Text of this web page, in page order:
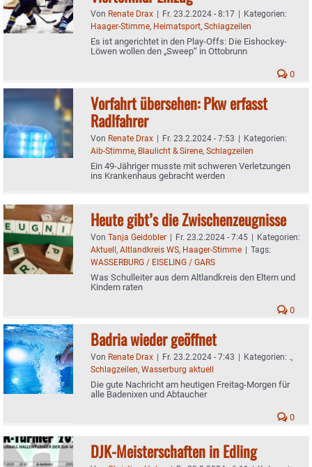
Von Renate Drax | Fr. 23.2.2024 - 8:17 | Kategorien:
Haager-Stimme, Heimatsport, Schlagzeilen
Es ist angerichtet in den Play-Offs: Die Eishockey-
Löwen wollen den „Sweep“ in Ottobrunn
0
Vorfahrt übersehen: Pkw erfasst
Radlfahrer
Von Renate Drax | Fr. 23.2.2024 - 7:53 | Kategorien:
Aib-Stimme, Blaulicht & Sirene, Schlagzeilen
Ein 49-Jähriger musste mit schweren Verletzungen
ins Krankenhaus gebracht werden
Heute gibt’s die Zwischenzeugnisse
Von Tanja Geidobler | Fr. 23.2.2024 - 7:45 | Kategorien:
Aktuell, Altlandkreis WS, Haager-Stimme | Tags:
WASSERBURG / EISELING / GARS
Was Schulleiter aus dem Altlandkreis den Eltern und
Kindern raten
0
Badria wieder geöffnet
Von Renate Drax | Fr. 23.2.2024 - 7:43 | Kategorien: .,
Schlagzeilen, Wasserburg aktuell
Die gute Nachricht am heutigen Freitag-Morgen für
alle Badenixen und Abtaucher
0
DJK-Meisterschaften in Edling